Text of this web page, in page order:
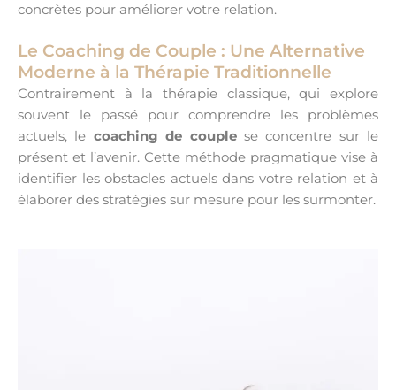
concrètes pour améliorer votre relation.
Le Coaching de Couple : Une Alternative
Moderne à la Thérapie Traditionnelle
Contrairement à la thérapie classique, qui explore
souvent le passé pour comprendre les problèmes
actuels, le coaching de couplese concentre sur le
présent et l’avenir. Cette méthode pragmatique vise à
identifier les obstacles actuels dans votre relation et à
élaborer des stratégies sur mesure pour les surmonter.